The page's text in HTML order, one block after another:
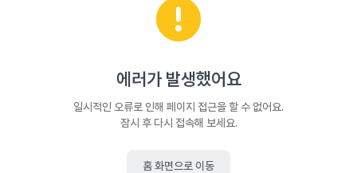
에러가 발생했어요
일시적인 오류로 인해 페이지 접근을 할 수 없어요.
잠시 후 다시 접속해 보세요.
홈 화면으로 이동